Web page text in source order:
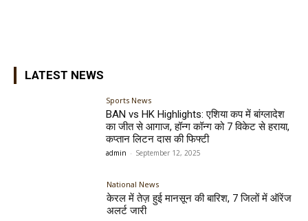
LATEST NEWS
Sports News
BAN vs HK Highlights: एशिया कप में बांग्लादेश
का जीत से आगाज, हॉन्ग कॉन्ग को 7 विकेट से हराया,
कप्तान लिटन दास की फिफ्टी
admin - September 12, 2025
National News
केरल में तेज़ हुई मानसून की बारिश, 7 जिलों में ऑरेंज
अलर्ट जारी